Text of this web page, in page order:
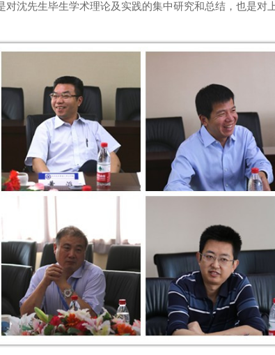
对沈先生毕生学术理论及实践的集中研究和总结 ， 也是对